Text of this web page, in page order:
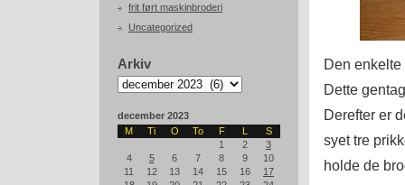
frit ført maskinbroderi
Uncategorized
Arkiv
Arkiv
december 2023
M
Ti O To F L
S
1
2
3
4
5 6 7 8 9
10
11
12 13 14 15 16
17
Den
Dette
Derefter er
syet tre
holde de